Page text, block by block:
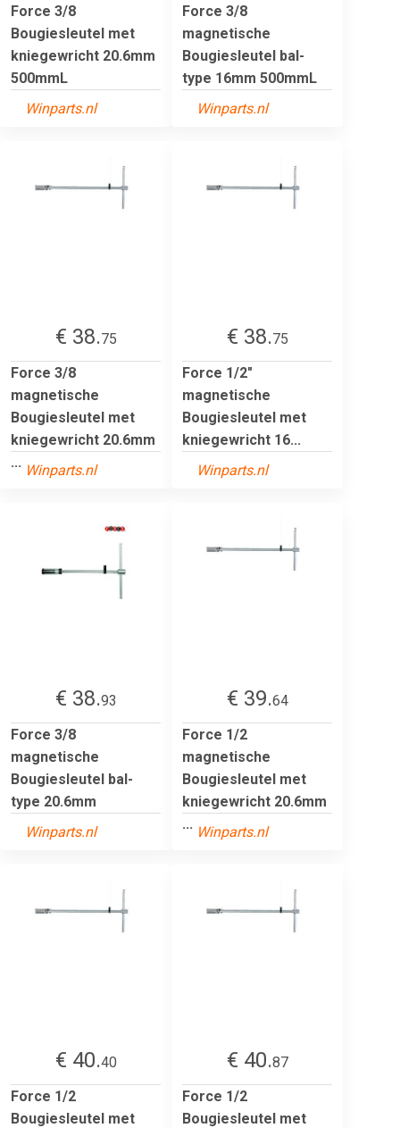
Force 3/8
Bougiesleutel met
kniegewricht 20.6mm
500mmL
Winparts.nl
Force 3/8
magnetische
Bougiesleutel bal-
type 16mm 500mmL
Winparts.nl
€ 38.75
Force 3/8
magnetische
Bougiesleutel met
kniegewricht 20.6mm
... Winparts.nl
€ 38.75
Force 1/2"
magnetische
Bougiesleutel met
kniegewricht 16...
Winparts.nl
€ 38.93
Force 3/8
magnetische
Bougiesleutel bal-
type 20.6mm
Winparts.nl
€ 39.64
Force 1/2
magnetische
Bougiesleutel met
kniegewricht 20.6mm
... Winparts.nl
€ 40.40
Force 1/2
Bougiesleutel met
€ 40.87
Force 1/2
Bougiesleutel met